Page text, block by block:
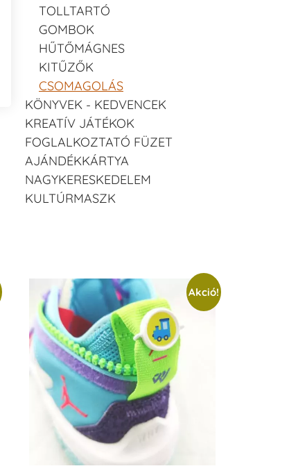
TOLLTARTÓ
GOMBOK
HŰTŐMÁGNES
KITŰZŐK
CSOMAGOLÁS
KÖNYVEK - KEDVENCEK
KREATÍV JÁTÉKOK
FOGLALKOZTATÓ FÜZET
AJÁNDÉKKÁRTYA
NAGYKERESKEDELEM
KULTÚRMASZK
Akció!